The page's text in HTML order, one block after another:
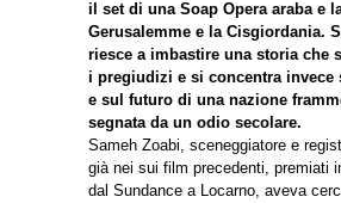
il set di una Soap Opera araba e
Gerusalemme e la Cisgiordania.
riesce a imbastire una storia che
i pregiudizi e si concentra invece
e sul futuro di una nazione
segnata da un odio secolare.
Sameh Zoabi, sceneggiatore e
già nei sui film precedenti, premiati
dal Sundance a Locarno, aveva